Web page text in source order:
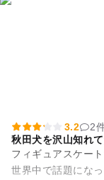
3.2
2
秋田犬を沢山知れ
フィギュアスケー
世界中で話題にな